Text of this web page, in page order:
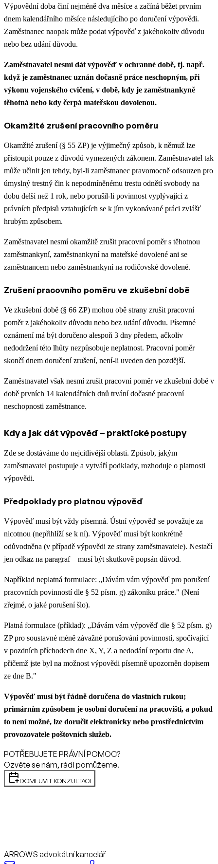
Výpovědní doba činí nejméně dva měsíce a začíná běžet prvním
dnem kalendářního měsíce následujícího po doručení výpovědi.
Zaměstnanec naopak může podat výpověď z jakéhokoliv důvodu
nebo bez udání důvodu.
Zaměstnavatel nesmí dát výpověď v ochranné době, tj. např.
když je zaměstnanec uznán dočasně práce neschopným, při
výkonu vojenského cvičení, v době, kdy je zaměstnankyně
těhotná nebo kdy čerpá mateřskou dovolenou.
Okamžité zrušení pracovního poměru
Okamžité zrušení (§ 55 ZP) je výjimečný způsob, k němuž lze
přistoupit pouze z důvodů vymezených zákonem. Zaměstnavatel tak
může učinit jen tehdy, byl-li zaměstnanec pravomocně odsouzen pro
úmyslný trestný čin k nepodmíněnému trestu odnětí svobody na
dobu delší než 1 rok, nebo porušil-li povinnost vyplývající z
právních předpisů vztahujících se k jím vykonávané práci zvlášť
hrubým způsobem.
Zaměstnavatel nesmí okamžitě zrušit pracovní poměr s těhotnou
zaměstnankyní, zaměstnankyní na mateřské dovolené ani se
zaměstnancem nebo zaměstnankyní na rodičovské dovolené.
Zrušení pracovního poměru ve zkušební době
Ve zkušební době (§ 66 ZP) mohou obě strany zrušit pracovní
poměr z jakéhokoliv důvodu nebo bez udání důvodu. Písemné
oznámení má být doručeno alespoň 3 dny předem, ačkoliv
nedodržení této lhůty nezpůsobuje neplatnost. Pracovní poměr
skončí dnem doručení zrušení, není-li uveden den pozdější.
Zaměstnavatel však nesmí zrušit pracovní poměr ve zkušební době v
době prvních 14 kalendářních dnů trvání dočasné pracovní
neschopnosti zaměstnance.
Kdy a jak dát výpověď – praktické postupy
Zde se dostáváme do nejcitlivější oblasti. Způsob, jakým
zaměstnavatel postupuje a vytváří podklady, rozhoduje o platnosti
výpovědi.
Předpoklady pro platnou výpověď
Výpověď musí být vždy písemná. Ústní výpověď se považuje za
nicotnou (nepřihlíží se k ní). Výpověď musí být konkrétně
odůvodněna (v případě výpovědi ze strany zaměstnavatele). Nestačí
jen odkaz na paragraf – musí být skutkově popsán důvod.
Například neplatná formulace: „Dávám vám výpověď pro porušení
pracovních povinností dle § 52 písm. g) zákoníku práce." (Není
zřejmé, o jaké porušení šlo).
Platná formulace (příklad): „Dávám vám výpověď dle § 52 písm. g)
ZP pro soustavné méně závažné porušování povinností, spočívající
v pozdních příchodech dne X, Y, Z a nedodání reportu dne A,
přičemž jste byl na možnost výpovědi písemně upozorněn dopisem
ze dne B."
Výpověď musí být řádně doručena do vlastních rukou;
primárním způsobem je osobní doručení na pracovišti, a pokud
to není možné, lze doručit elektronicky nebo prostřednictvím
provozovatele poštovních služeb.
POTŘEBUJETE PRÁVNÍ POMOC?
Ozvěte se nám, rádi pomůžeme.
DOMLUVIT KONZULTACI
ARROWS advokátní kancelář